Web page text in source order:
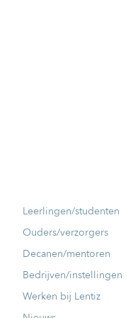
Leerlingen/studenten
Ouders/verzorgers
Decanen/mentoren
Bedrijven/instellingen
Werken bij Lentiz